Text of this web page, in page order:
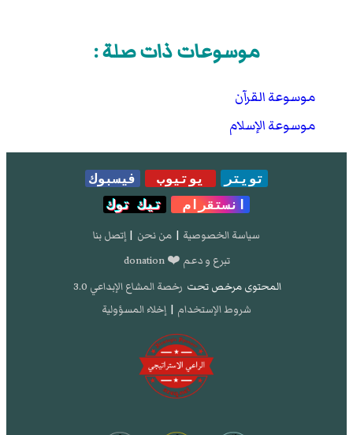
موسوعات ذات صلة :
موسوعة القرآن
موسوعة الإسلام
تويتر يوتيوب
فيسبوك
انستقرام
تيك توك
سياسة الخصوصية | من نحن | إتصل بنا
تبرع و دعم ❤️ donation
المحتوى مرخص تحت رخصة المشاع الإبداعي 3.0
شروط الإستخدام | إخلاء المسؤولية